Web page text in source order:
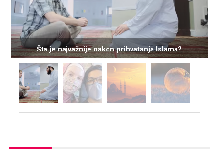
Šta je najvažnije nakon prihvatanja Islama?